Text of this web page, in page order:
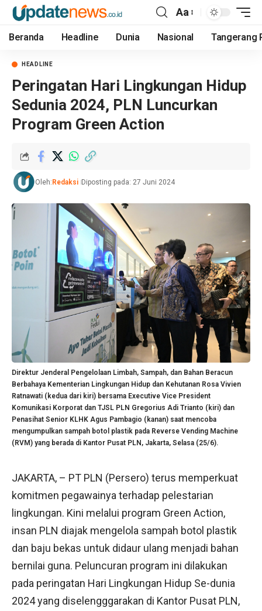
Aa
Beranda Headline Dunia Nasional Tangerang
HEADLINE
Peringatan Hari Lingkungan Hidup
Sedunia 2024, PLN Luncurkan
Program Green Action
Oleh: Redaksi Diposting pada: 27 Juni 2024
Direktur Jenderal Pengelolaan Limbah, Sampah, dan Bahan Beracun
Berbahaya Kementerian Lingkungan Hidup dan Kehutanan Rosa Vivien
Ratnawati (kedua dari kiri) bersama Executive Vice President
Komunikasi Korporat dan TJSL PLN Gregorius Adi Trianto (kiri) dan
Penasihat Senior KLHK Agus Pambagio (kanan) saat mencoba
mengumpulkan sampah botol plastik pada Reverse Vending Machine
(RVM) yang berada di Kantor Pusat PLN, Jakarta, Selasa (25/6).
JAKARTA, – PT PLN (Persero) terus memperkuat
komitmen pegawainya terhadap pelestarian
lingkungan. Kini melalui program Green Action,
insan PLN diajak mengelola sampah botol plastik
dan baju bekas untuk didaur ulang menjadi bahan
bernilai guna. Peluncuran program ini dilakukan
pada peringatan Hari Lingkungan Hidup Se-dunia
2024 yang diselengggarakan di Kantor Pusat PLN,